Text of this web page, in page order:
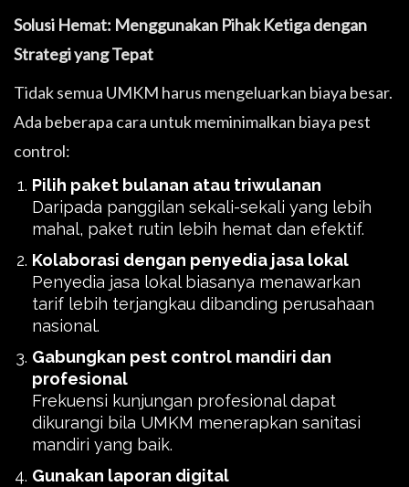
Solusi Hemat: Menggunakan Pihak Ketiga dengan
Strategi yang Tepat
Tidak semua UMKM harus mengeluarkan biaya besar.
Ada beberapa cara untuk meminimalkan biaya pest
control:
Pilih paket bulanan atau triwulanan
Daripada panggilan sekali-sekali yang lebih
mahal, paket rutin lebih hemat dan efektif.
Kolaborasi dengan penyedia jasa lokal
Penyedia jasa lokal biasanya menawarkan
tarif lebih terjangkau dibanding perusahaan
nasional.
Gabungkan pest control mandiri dan
profesional
Frekuensi kunjungan profesional dapat
dikurangi bila UMKM menerapkan sanitasi
mandiri yang baik.
Gunakan laporan digital